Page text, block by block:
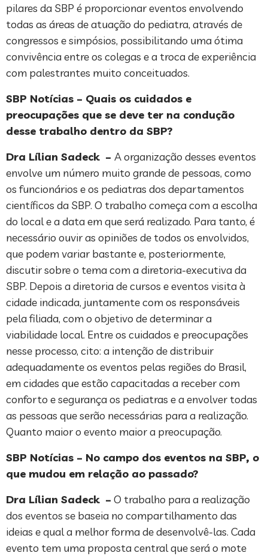
pilares da SBP é proporcionar eventos envolvendo
todas as áreas de atuação do pediatra, através de
congressos e simpósios, possibilitando uma ótima
convivência entre os colegas e a troca de experiência
com palestrantes muito conceituados.
SBP Notícias – Quais os cuidados e
preocupações que se deve ter na condução
desse trabalho dentro da SBP?
Dra Lílian Sadeck – A organização desses eventos
envolve um número muito grande de pessoas, como
os funcionários e os pediatras dos departamentos
científicos da SBP. O trabalho começa com a escolha
do local e a data em que será realizado. Para tanto, é
necessário ouvir as opiniões de todos os envolvidos,
que podem variar bastante e, posteriormente,
discutir sobre o tema com a diretoria-executiva da
SBP. Depois a diretoria de cursos e eventos visita à
cidade indicada, juntamente com os responsáveis
pela filiada, com o objetivo de determinar a
viabilidade local. Entre os cuidados e preocupações
nesse processo, cito: a intenção de distribuir
adequadamente os eventos pelas regiões do Brasil,
em cidades que estão capacitadas a receber com
conforto e segurança os pediatras e a envolver todas
as pessoas que serão necessárias para a realização.
Quanto maior o evento maior a preocupação.
SBP Notícias – No campo dos eventos na SBP, o
que mudou em relação ao passado?
Dra Lílian Sadeck – O trabalho para a realização
dos eventos se baseia no compartilhamento das
ideias e qual a melhor forma de desenvolvê-las. Cada
evento tem uma proposta central que será o mote